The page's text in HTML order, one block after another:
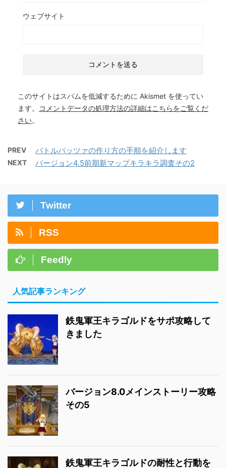
ウェブサイト
このサイトはスパムを低減するために Akismet を使ってい
ます。
コメントデータの処理方法の詳細はこちらをご覧くだ
さい。
PREV バトルパッツァの作り方の手順を紹介します
NEXT バージョン4.5前期新マップキラキラ調査その2
Twitter
RSS
Feedly
人気記事ランキング
鉄鬼軍王キラゴルドをサポ攻略して
きました
バージョン8.0メインストーリー攻略
その5
鉄鬼軍王キラゴルドの耐性と行動を